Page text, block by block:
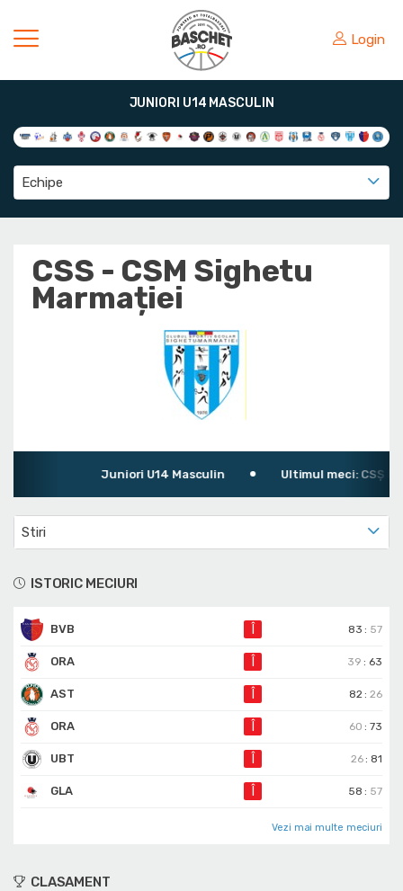
Login
JUNIORI U14 MASCULIN
Echipe
CSS - CSM Sighetu
Marmației
Juniori U14 Masculin Ultimul meci: CSȘ
Stiri
ISTORIC MECIURI
BVB 83 : 57
ORA 39 : 63
AST 82 :26
ORA 60 :73
UBT 26 : 81
GLA 58 : 57
Vezi mai multe meciuri
CLASAMENT